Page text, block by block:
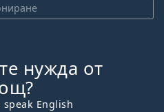
нужда от
speak English